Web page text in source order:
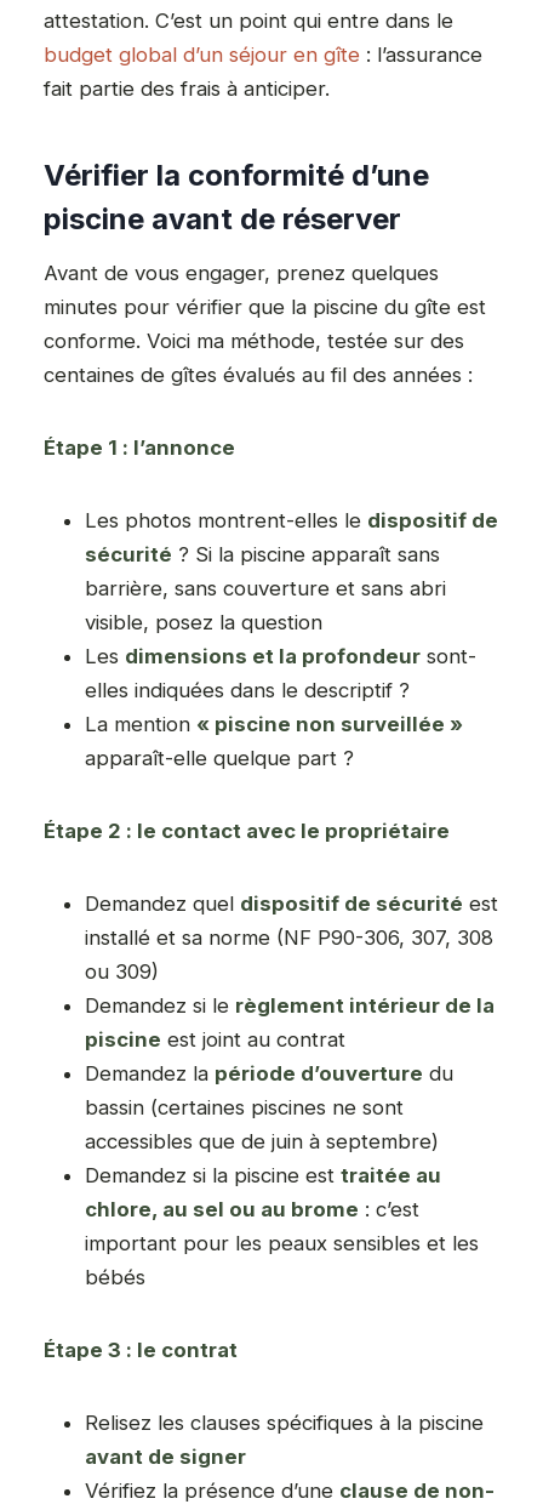
attestation. C’est un point qui entre dans le
budget global d’un séjour en gîte : l’assurance
fait partie des frais à anticiper.
Vérifier la conformité d’une
piscine avant de réserver
Avant de vous engager, prenez quelques
minutes pour vérifier que la piscine du gîte est
conforme. Voici ma méthode, testée sur des
centaines de gîtes évalués au fil des années :
Étape 1 : l’annonce
Les photos montrent-elles le dispositif de
sécurité ? Si la piscine apparaît sans
barrière, sans couverture et sans abri
visible, posez la question
Les dimensions et la profondeursont-
elles indiquées dans le descriptif ?
La mention « piscine non surveillée »
apparaît-elle quelque part ?
Étape 2 : le contact avec le propriétaire
Demandez quel dispositif de sécurité est
installé et sa norme (NF P90-306, 307, 308
ou 309)
Demandez si le règlement intérieur de la
piscine est joint au contrat
Demandez la période d’ouverture du
bassin (certaines piscines ne sont
accessibles que de juin à septembre)
Demandez si la piscine est traitée au
chlore, au sel ou au brome : c’est
important pour les peaux sensibles et les
bébés
Étape 3 : le contrat
Relisez les clauses spécifiques à la piscine
avant de signer
Vérifiez la présence d’une clause de non-